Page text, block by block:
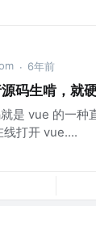
· 6年前
码生啃，就硬
是 vue 的一种
打开 vue....